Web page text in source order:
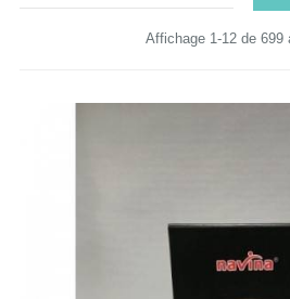
Affichage 1-12 de 699